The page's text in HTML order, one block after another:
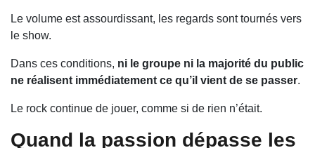
Le volume est assourdissant, les regards sont tournés vers
le show.
Dans ces conditions, ni le groupe ni la majorité du public
ne réalisent immédiatement ce qu’il vient de se passer.
Le rock continue de jouer, comme si de rien n’était.
Quand la passion dépasse les